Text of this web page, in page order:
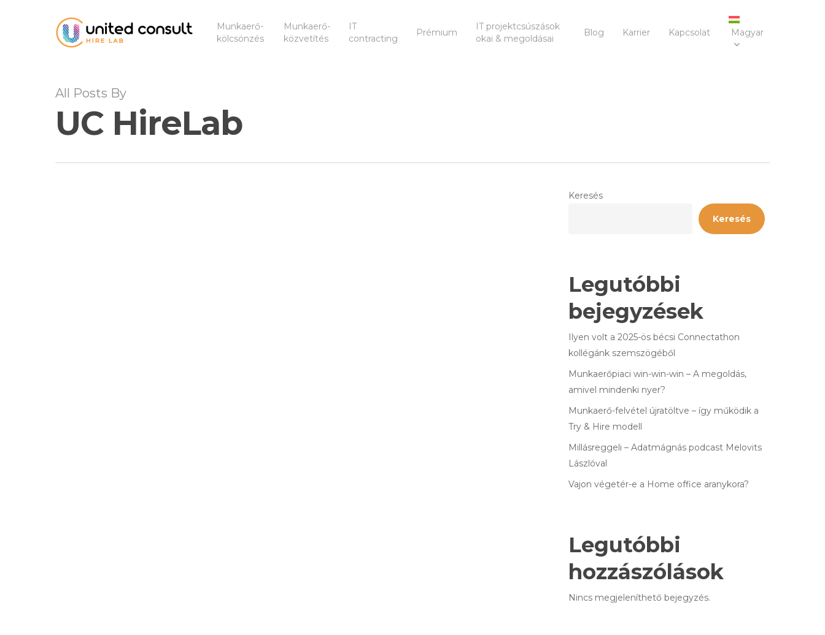
Munkaerő-
kölcsönzés
Munkaerő-
közvetítés
IT
contracting
Prémium
IT projektcsúszások
okai & megoldásai
Blog Karrier Kapcsolat Magyar
All Posts By
UC HireLab
Keresés
Keresés
Legutóbbi
bejegyzések
Ilyen volt a 2025-ös bécsi Connectathon
kollégánk szemszögéből
Munkaerőpiaci win-win-win – A megoldás,
amivel mindenki nyer?
Munkaerő-felvétel újratöltve – így működik a
Try & Hire modell
Millásreggeli – Adatmágnás podcast Melovits
Lászlóval
Vajon végetér-e a Home office aranykora?
Legutóbbi
hozzászólások
Nincs megjeleníthető bejegyzés.